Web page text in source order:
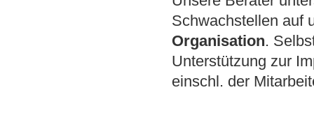
Schwachstellen auf
Organisation.
Unterstützung zur
einschl. der